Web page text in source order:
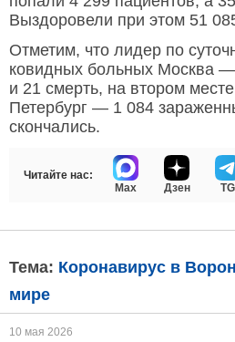
Выздоровели при этом 51
Отметим, что лидер по
ковидных больных Москва
и 21 смерть, на втором
Петербург — 1 084
скончались.
Читайте нас:
Max
Дзен TG
Тема: Коронавирус в
мире
10 мая 2026